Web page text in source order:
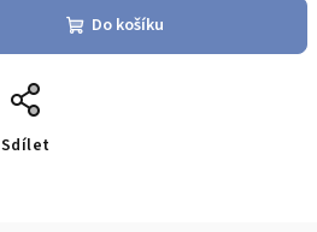
Do košíku
Sdílet